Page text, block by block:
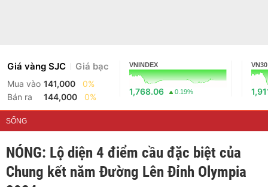
Giá vàng SJC Giá bạc
Mua vào 141,000
0%
Bán ra
144,000 0%
VNINDEX
1,768.06 0.19%
VN30
SỐNG
NÓNG: Lộ diện 4 điểm cầu đặc biệt của
Chung kết năm Đường Lên Đỉnh Olympia